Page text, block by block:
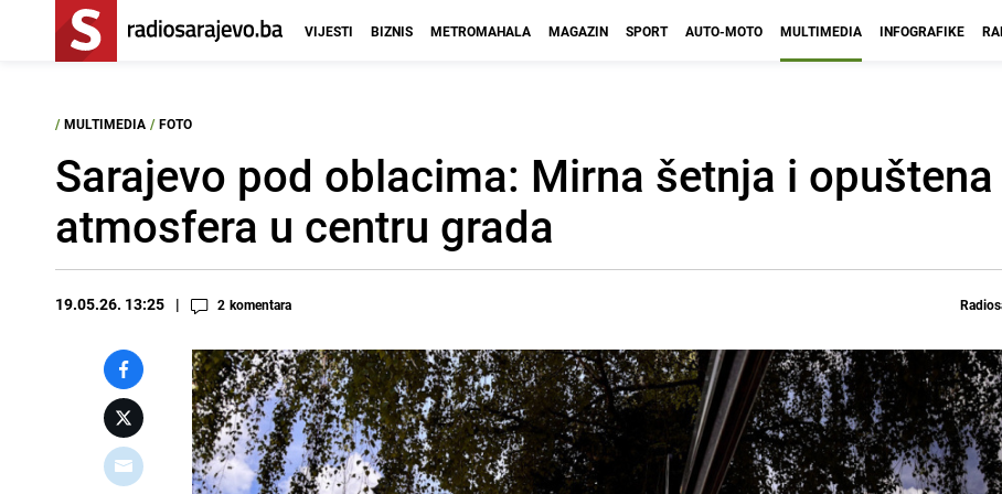
VIJESTI BIZNIS METROMAHALA MAGAZIN SPORT AUTO-MOTO MULTIMEDIA INFOGRAFIKE
/ MULTIMEDIA / FOTO
Sarajevo pod oblacima: Mirna šetnja i opuštena
atmosfera u centru grada
19.05.26. 13:25 2 komentara